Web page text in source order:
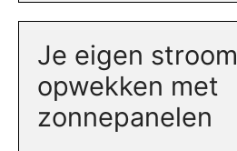
Je eigen stroom
opwekken met
zonnepanelen